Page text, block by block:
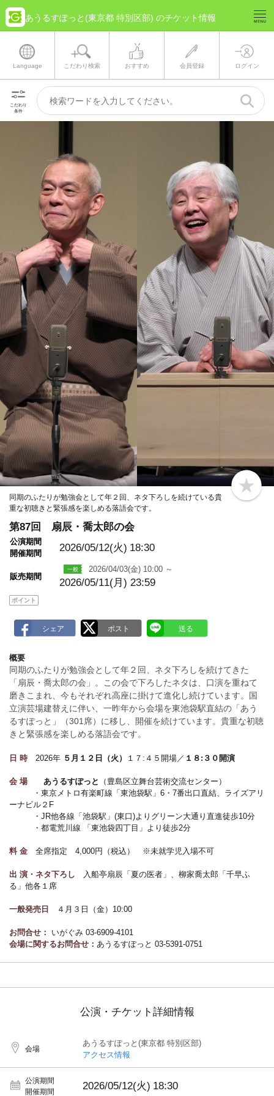
あうるすぽっと(東京都 特別区部) のチケット情報
Language こだわり検索 おすすめ 会員登録 ログイン
こだわり
条件
b
o
同期のふたりが勉強会として年２回、ネタ下ろしを続けている貴
重な初聴きと緊張感を楽しめる落語会です。
第87回 扇辰・喬太郎の会
公演期間
開催期間
2026/05/12(火) 18:30
販売期間
2026/04/03(金) 10:00 ～
2026/05/11(月) 23:59
ポイント
概要
同期のふたりが勉強会として年２回、ネタ下ろしを続けてきた
「扇辰・喬太郎の会」。この会で下ろしたネタは、口演を重ねて
磨きこまれ、今もそれぞれ高座に掛けて進化し続けています。国
立演芸場建替えに伴い、一昨年から会場を東池袋駅直結の「あう
るすぽっと」（301席）に移し、開催を続けています。貴重な初聴
きと緊張感を楽しめる落語会です。
日 時 2026年 ５月１２日（火） １７:４５開場／ １８:３０開演
会 場 あうるすぽっと
（豊島区立舞台芸術交流センター）
・東京メトロ有楽町線「東池袋駅」6・7番出口直結、ライズアリ
ーナビル２F
・JR他各線「池袋駅」(東口)よりグリーン大通り直進徒歩10分
・都電荒川線 「東池袋四丁目」より徒歩2分
料 金 全席指定 4,000円（税込） ※未就学児入場不可
出 演・ネタ下ろし 入船亭扇辰「夏の医者」、柳家喬太郎「千早ふ
る」他各１席
一般発売日 ４月３日（金）10:00
お問合せ：
いがぐみ 03-6909-4101
会場に関するお問合せ： あうるすぽっと 03-5391-0751
公演・チケット詳細情報
会場
あうるすぽっと(東京都 特別区部)
アクセス情報
公演期間
開催期間
2026/05/12(火) 18:30